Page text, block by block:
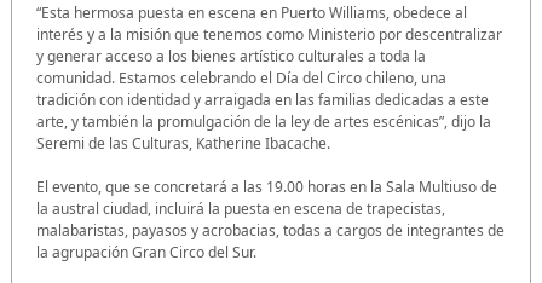
“Esta hermosa puesta en escena en Puerto Williams, obedece al
interés y a la misión que tenemos como Ministerio por descentralizar
y generar acceso a los bienes artístico culturales a toda la
comunidad. Estamos celebrando el Día del Circo chileno, una
tradición con identidad y arraigada en las familias dedicadas a este
arte, y también la promulgación de la ley de artes escénicas”, dijo la
Seremi de las Culturas, Katherine Ibacache.
El evento, que se concretará a las 19.00 horas en la Sala Multiuso de
la austral ciudad, incluirá la puesta en escena de trapecistas,
malabaristas, payasos y acrobacias, todas a cargos de integrantes de
la agrupación Gran Circo del Sur.